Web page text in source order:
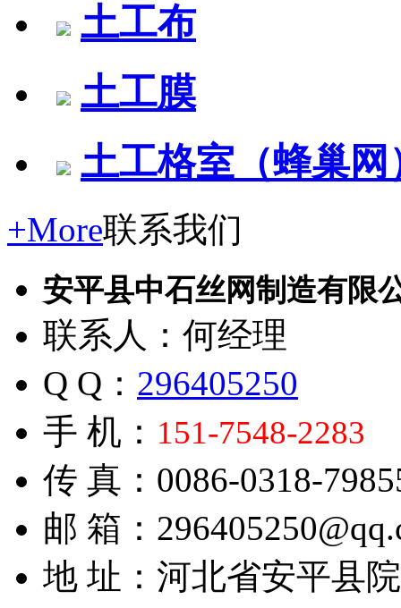
土工布
土工膜
土工格室（蜂巢网
+More联系我们
安平县中石丝网制造有限
联系人：何经理
Q Q： 296405250
手 机： 151-7548-2283
传 真：0086-0318-
邮 箱：
地 址：河北省安平县